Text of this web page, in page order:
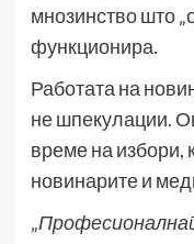
мнозинство што
функционира.
Работата на
не шпекулации.
време на избори,
новинарите и
„